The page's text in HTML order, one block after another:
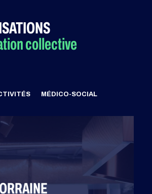
collective
MÉDICO-SOCIAL